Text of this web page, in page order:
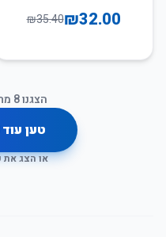
₪32.00
₪35.40
הצגנו8
טען
או הצג את